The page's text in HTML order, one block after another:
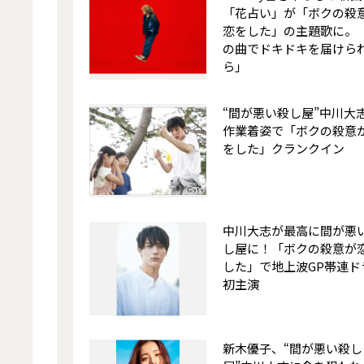
「花占い」が「ボクの殺
恋をした」の主題歌に。
の曲でドキドキを届けら
ら」
“間が悪い殺し屋”中川大
作業着姿で「ボクの殺意
をした」クランクイン
中川大志が最高に間が悪
し屋に！「ボクの殺意が
した」で地上波GP帯連ド
初主演
新木優子、“間が悪い殺し